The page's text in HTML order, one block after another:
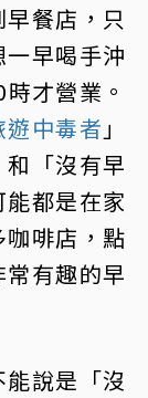
餐店，只
早喝手沖
才營業。
遊中毒者 」
「沒有早
都是在家
啡店，點
有趣的早
說是「沒